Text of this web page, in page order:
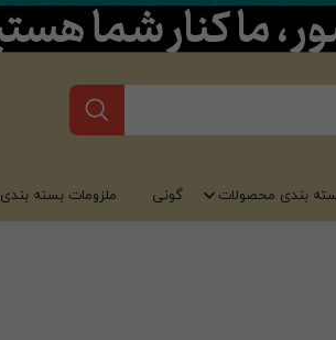
بندی محصولات گونی ملزومات بسته بندی